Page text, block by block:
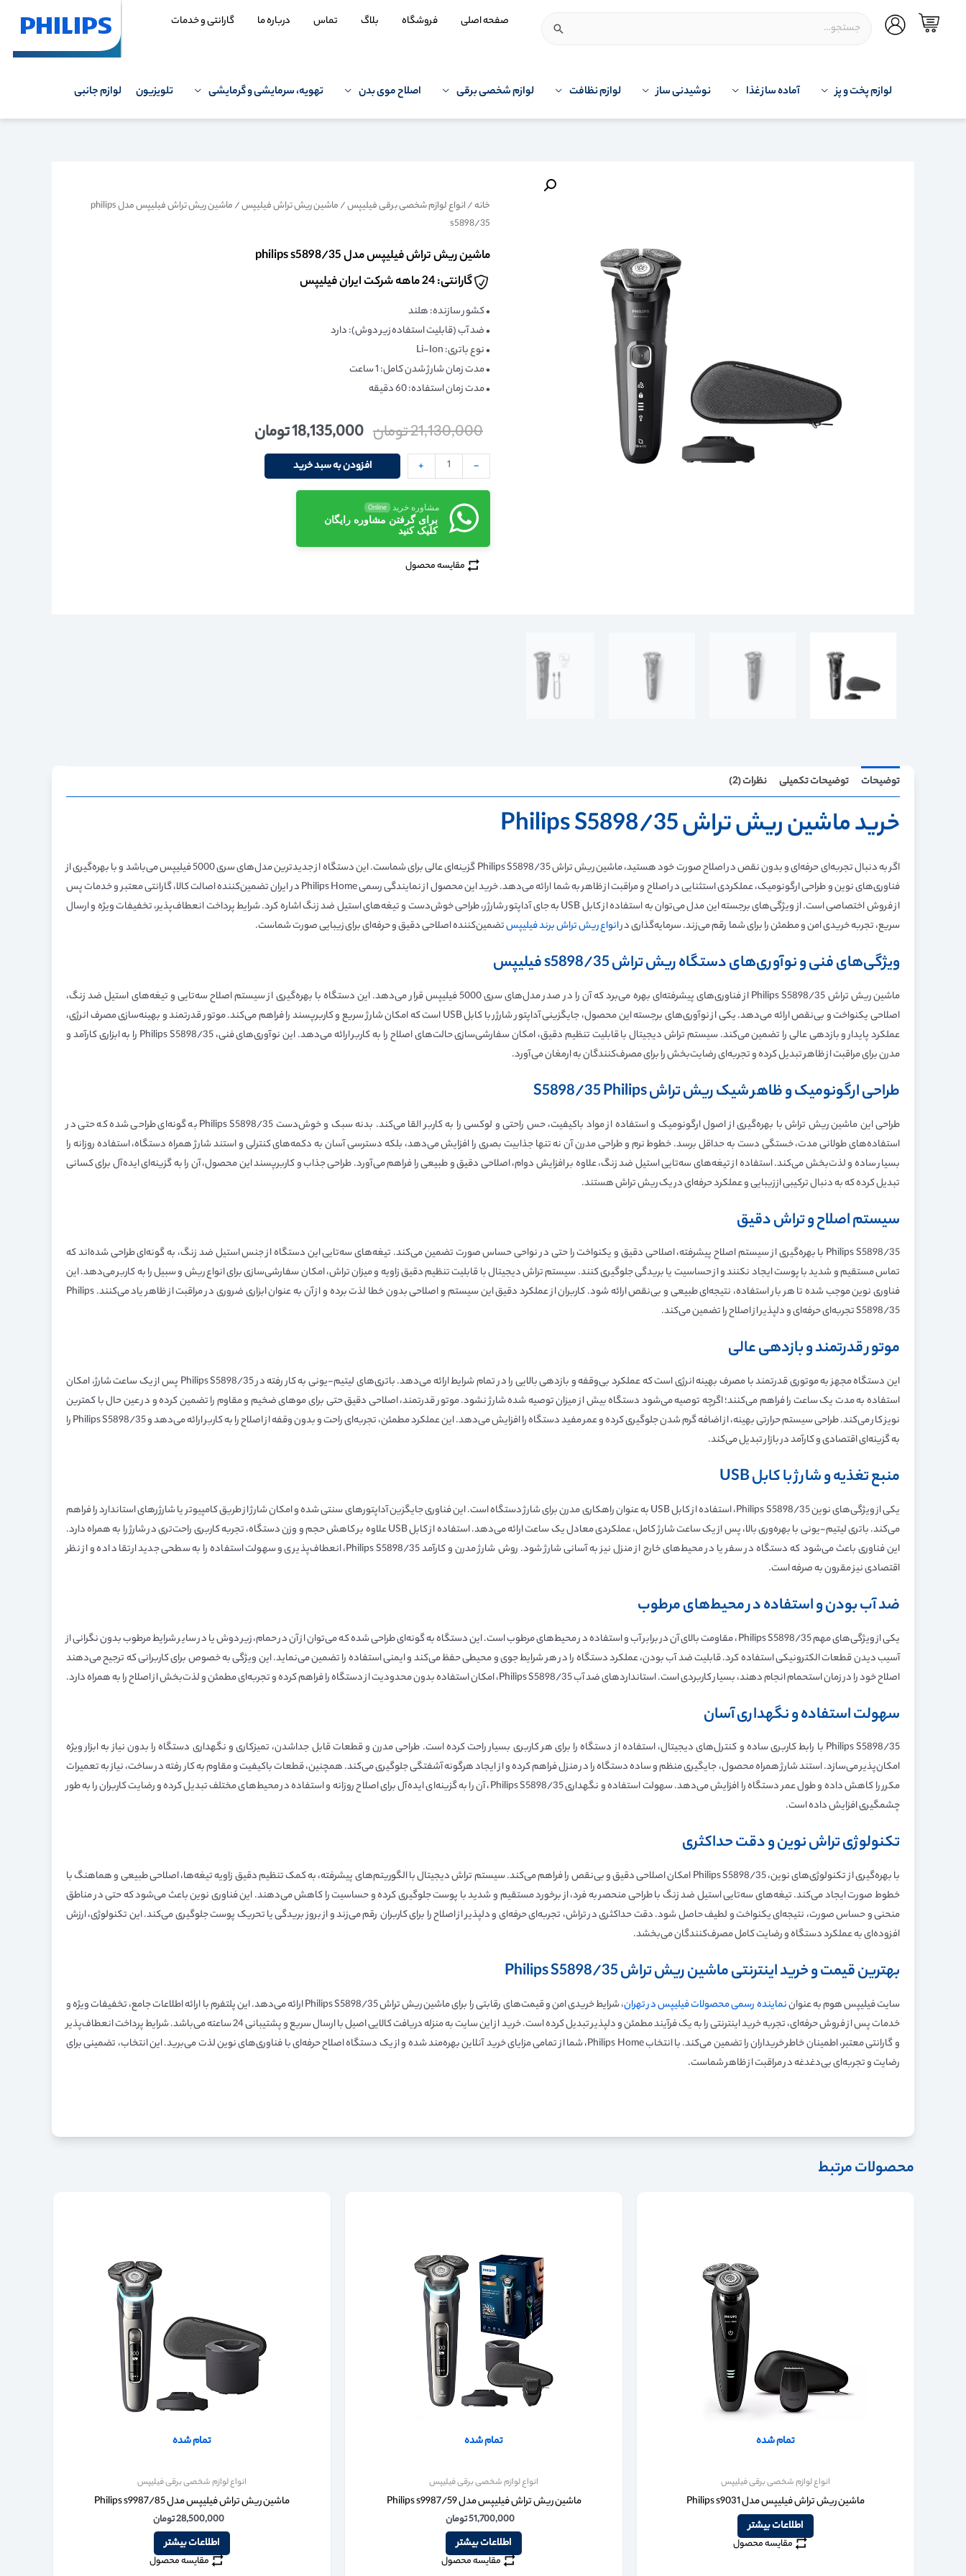
صفحه اصلی فروشگاه بلاگ تماس درباره ما گارانتی و خدمات
لوازم پخت و پز آماده ساز غذا نوشیدنی ساز لوازم نظافت لوازم شخصی برقی اصلاح موی بدن تهویه، سرمایشی و گرمایشی تلویزیون لوازم جانبی
خانه/ انواع لوازم شخصی برقی فیلیپس/ ماشین ریش تراش فیلیپس
/ ماشین ریش تراش فیلیپس مدل philips
s5898/35
ماشین ریش تراش فیلیپس مدل philips s5898/35
گارانتی: 24 ماهه شرکت ایران فیلیپس
• کشور سازنده: هلند
• ضد آب (قابلیت استفاده زیر دوش): دارد
• نوع باتری: Li-Ion
• مدت زمان شارژ شدن کامل: 1 ساعت
• مدت زمان استفاده: 60 دقیقه
21,130,000تومان 18,135,000تومان
-
+ افزودن به سبد خرید
مشاوره خرید Online
برای گرفتن مشاوره رایگان
کلیک کنید
مقایسه محصول
توضیحات توضیحات تکمیلی نظرات (2)
خرید ماشین ریش تراش
اگر به دنبال تجربه‌ای حرفه‌ای و بدون نقص در اصلاح صورت خود هستید، ماشین ریش تراش Philips S5898/35 گزینه‌ای عالی برای شماست. این دستگاه از جدیدترین مدل‌های سری 5000 فیلیپس می‌باشد و با بهره‌گیری از
فناوری‌های نوین و طراحی ارگونومیک، عملکردی استثنایی در اصلاح و مراقبت از ظاهر به شما ارائه می‌دهد. خرید این محصول از نمایندگی رسمی Philips Home در ایران تضمین‌کننده اصالت کالا، گارانتی معتبر و خدمات پس
از فروش اختصاصی است. از ویژگی‌های برجسته این مدل می‌توان به استفاده از کابل USB به جای آداپتور شارژر، طراحی خوش‌دست و تیغه‌های استیل ضد زنگ اشاره کرد. شرایط پرداخت انعطاف‌پذیر، تخفیفات ویژه و ارسال
سریع، تجربه خریدی امن و مطمئن را برای شما رقم می‌زند. سرمایه‌گذاری درانواع ریش تراش برند فیلیپستضمین‌کننده اصلاحی دقیق و حرفه‌ای برای زیبایی صورت شماست.
ویژگی‌های فنی و نوآوری‌های دستگاه ریش تراشs5898/35فیلیپس
ماشین ریش تراش Philips S5898/35 از فناوری‌های پیشرفته‌ای بهره می‌برد که آن را در صدر مدل‌های سری 5000 فیلیپس قرار می‌دهد. این دستگاه با بهره‌گیری از سیستم اصلاح سه‌تایی و تیغه‌های استیل ضد زنگ،
اصلاحی یکنواخت و بی‌نقص ارائه می‌دهد. یکی از نوآوری‌های برجسته این محصول، جایگزینی آداپتور شارژر با کابل USB است که امکان شارژ سریع و کاربرپسند را فراهم می‌کند. موتور قدرتمند و بهینه‌سازی مصرف انرژی،
عملکرد پایدار و بازدهی عالی را تضمین می‌کند. سیستم تراش دیجیتال با قابلیت تنظیم دقیق، امکان سفارشی‌سازی حالت‌های اصلاح را به کاربر ارائه می‌دهد. این نوآوری‌های فنی، Philips S5898/35 را به ابزاری کارآمد و
مدرن برای مراقبت از ظاهر تبدیل کرده و تجربه‌ای رضایت‌بخش را برای مصرف‌کنندگان به ارمغان می‌آورد.
طراحی ارگونومیک و ظاهر شیک ریش تراشS5898/35 Philips
طراحی این ماشین ریش تراش با بهره‌گیری از اصول ارگونومیک و استفاده از مواد باکیفیت، حس راحتی و لوکسی را به کاربر القا می‌کند. بدنه سبک و خوش‌دست Philips S5898/35 به گونه‌ای طراحی شده که حتی در
استفاده‌های طولانی مدت، خستگی دست به حداقل برسد. خطوط نرم و طراحی مدرن آن نه تنها جذابیت بصری را افزایش می‌دهد، بلکه دسترسی آسان به دکمه‌های کنترلی و استند شارژ همراه دستگاه، استفاده روزانه را
بسیار ساده و لذت‌بخش می‌کند. استفاده از تیغه‌های سه‌تایی استیل ضد زنگ، علاوه بر افزایش دوام، اصلاحی دقیق و طبیعی را فراهم می‌آورد. طراحی جذاب و کاربرپسند این محصول، آن را به گزینه‌ای ایده‌آل برای کسانی
تبدیل کرده که به دنبال ترکیبی از زیبایی و عملکرد حرفه‌ای در یک ریش تراش هستند.
سیستم اصلاح و تراش دقیق
Philips S5898/35 با بهره‌گیری از سیستم اصلاح پیشرفته، اصلاحی دقیق و یکنواخت را حتی در نواحی حساس صورت تضمین می‌کند. تیغه‌های سه‌تایی این دستگاه از جنس استیل ضد زنگ، به گونه‌ای طراحی شده‌اند که
تماس مستقیم و شدید با پوست ایجاد نکنند و از حساسیت یا بریدگی جلوگیری کنند. سیستم تراش دیجیتال با قابلیت تنظیم دقیق زاویه و میزان تراش، امکان سفارشی‌سازی برای انواع ریش و سبیل را به کاربر می‌دهد. این
فناوری نوین موجب شده تا هر بار استفاده، نتیجه‌ای طبیعی و بی‌نقص ارائه شود. کاربران از عملکرد دقیق این سیستم و اصلاحی بدون خطا لذت برده و از آن به عنوان ابزاری ضروری در مراقبت از ظاهر یاد می‌کنند. Philips
S5898/35 تجربه‌ای حرفه‌ای و دلپذیر از اصلاح را تضمین می‌کند.
موتور قدرتمند و بازدهی عالی
این دستگاه مجهز به موتوری قدرتمند با مصرف بهینه انرژی است که عملکرد بی‌وقفه و بازدهی بالایی را در تمام شرایط ارائه می‌دهد. باتری‌های لیتیم-یونی به کار رفته در Philips S5898/35 پس از یک ساعت شارژ، امکان
استفاده به مدت یک ساعت را فراهم می‌کنند؛ اگرچه توصیه می‌شود دستگاه بیش از میزان توصیه شده شارژ نشود. موتور قدرتمند، اصلاحی دقیق حتی برای موهای ضخیم و مقاوم را تضمین کرده و در عین حال با کمترین
نویز کار می‌کند. طراحی سیستم حرارتی بهینه، از اضافه گرم شدن جلوگیری کرده و عمر مفید دستگاه را افزایش می‌دهد. این عملکرد مطمئن، تجربه‌ای راحت و بدون وقفه از اصلاح را به کاربر ارائه می‌دهد و Philips S5898/35 را
به گزینه‌ای اقتصادی و کارآمد در بازار تبدیل می‌کند.
منبع تغذیه و شارژ با کابل
یکی از ویژگی‌های نوین Philips S5898/35، استفاده از کابل USB به عنوان راهکاری مدرن برای شارژ دستگاه است. این فناوری جایگزین آداپتورهای سنتی شده و امکان شارژ از طریق کامپیوتر یا شارژرهای استاندارد را فراهم
می‌کند. باتری لیتیم-یونی با بهره‌وری بالا، پس از یک ساعت شارژ کامل، عملکردی معادل یک ساعت ارائه می‌دهد. استفاده از کابل USB علاوه بر کاهش حجم و وزن دستگاه، تجربه کاربری راحت‌تری در شارژ را به همراه دارد.
این فناوری باعث می‌شود که دستگاه در سفر یا در محیط‌های خارج از منزل نیز به آسانی شارژ شود. روش شارژ مدرن و کارآمد Philips S5898/35، انعطاف‌پذیری و سهولت استفاده را به سطحی جدید ارتقا داده و از نظر
اقتصادی نیز مقرون به صرفه است.
ضد آب بودن و استفاده در محیط‌های مرطوب
یکی از ویژگی‌های مهم Philips S5898/35، مقاومت بالای آن در برابر آب و استفاده در محیط‌های مرطوب است. این دستگاه به گونه‌ای طراحی شده که می‌توان از آن در حمام، زیر دوش یا در سایر شرایط مرطوب بدون نگرانی از
آسیب دیدن قطعات الکترونیکی استفاده کرد. قابلیت ضد آب بودن، عملکرد دستگاه را در هر شرایط جوی و محیطی حفظ می‌کند و ایمنی استفاده را تضمین می‌نماید. این ویژگی به خصوص برای کاربرانی که ترجیح می‌دهند
اصلاح خود را در زمان استحمام انجام دهند، بسیار کاربردی است. استانداردهای ضد آب Philips S5898/35، امکان استفاده بدون محدودیت از دستگاه را فراهم کرده و تجربه‌ای مطمئن و لذت‌بخش از اصلاح را به همراه دارد.
سهولت استفاده و نگهداری آسان
Philips S5898/35 با رابط کاربری ساده و کنترل‌های دیجیتال، استفاده از دستگاه را برای هر کاربری بسیار راحت کرده است. طراحی مدرن و قطعات قابل جداشدن، تمیزکاری و نگهداری دستگاه را بدون نیاز به ابزار ویژه
امکان‌پذیر می‌سازد. استند شارژ همراه محصول، جایگیری منظم و ساده دستگاه را در منزل فراهم کرده و از ایجاد هرگونه آشفتگی جلوگیری می‌کند. همچنین، قطعات باکیفیت و مقاوم به کار رفته در ساخت، نیاز به تعمیرات
مکرر را کاهش داده و طول عمر دستگاه را افزایش می‌دهد. سهولت استفاده و نگهداری Philips S5898/35، آن را به گزینه‌ای ایده‌آل برای اصلاح روزانه و استفاده در محیط‌های مختلف تبدیل کرده و رضایت کاربران را به طور
چشمگیری افزایش داده است.
تکنولوژی تراش نوین و دقت حداکثری
با بهره‌گیری از تکنولوژی‌های نوین، Philips S5898/35 امکان اصلاحی دقیق و بی‌نقص را فراهم می‌کند. سیستم تراش دیجیتال با الگوریتم‌های پیشرفته، به کمک تنظیم دقیق زاویه تیغه‌ها، اصلاحی طبیعی و هماهنگ با
خطوط صورت ایجاد می‌کند. تیغه‌های سه‌تایی استیل ضد زنگ با طراحی منحصر به فرد، از برخورد مستقیم و شدید با پوست جلوگیری کرده و حساسیت را کاهش می‌دهند. این فناوری نوین باعث می‌شود که حتی در مناطق
منحنی و حساس صورت، نتیجه‌ای یکنواخت و لطیف حاصل شود. دقت حداکثری در تراش، تجربه‌ای حرفه‌ای و دلپذیر از اصلاح را برای کاربران رقم می‌زند و از بروز بریدگی یا تحریک پوست جلوگیری می‌کند. این تکنولوژی، ارزش
افزوده‌ای به عملکرد دستگاه و رضایت کامل مصرف‌کنندگان می‌بخشد.
بهترین قیمت و خرید اینترنتی ماشین ریش تراش
سایت فیلیپس هوم به عنواننماینده رسمی محصولات فیلیپس در تهران
، شرایط خریدی امن و قیمت‌های رقابتی را برای ماشین ریش تراش Philips S5898/35 ارائه می‌دهد. این پلتفرم با ارائه اطلاعات جامع، تخفیفات ویژه و
خدمات پس از فروش حرفه‌ای، تجربه خرید اینترنتی را به یک فرآیند مطمئن و دلپذیر تبدیل کرده است. خرید از این سایت به منزله دریافت کالایی اصیل با ارسال سریع و پشتیبانی 24 ساعته می‌باشد. شرایط پرداخت انعطاف‌پذیر
و گارانتی معتبر، اطمینان خاطر خریداران را تضمین می‌کند. با انتخاب Philips Home، شما از تمامی مزایای خرید آنلاین بهره‌مند شده و از یک دستگاه اصلاح حرفه‌ای با فناوری‌های نوین لذت می‌برید. این انتخاب، تضمینی برای
رضایت و تجربه‌ای بی‌دغدغه در مراقبت از ظاهر شماست.
محصولات مرتبط
تمام شده
انواع لوازم شخصی برقی فیلیپس
ماشین ریش تراش فیلیپس مدل Philips s9031
اطلاعات بیشتر
مقایسه محصول
تمام شده
انواع لوازم شخصی برقی فیلیپس
ماشین ریش تراش فیلیپس مدل Philips s9987/59
51,700,000تومان
اطلاعات بیشتر
مقایسه محصول
تمام شده
انواع لوازم شخصی برقی فیلیپس
ماشین ریش تراش فیلیپس مدل Philips s9987/85
28,500,000تومان
اطلاعات بیشتر
مقایسه محصول